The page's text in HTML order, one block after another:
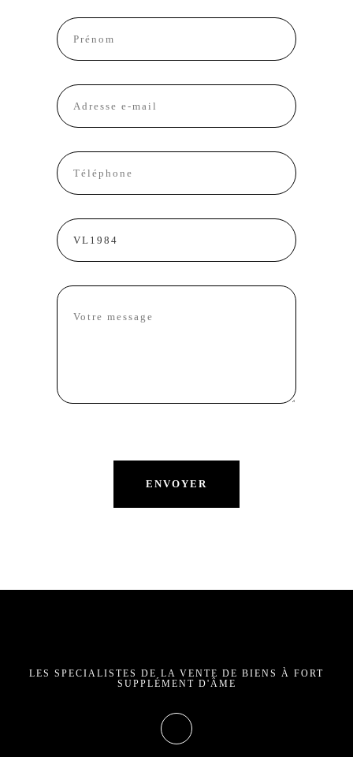
LES SPECIALISTES DE LA VENTE DE BIENS À FORT
SUPPLÉMENT D'ÂME